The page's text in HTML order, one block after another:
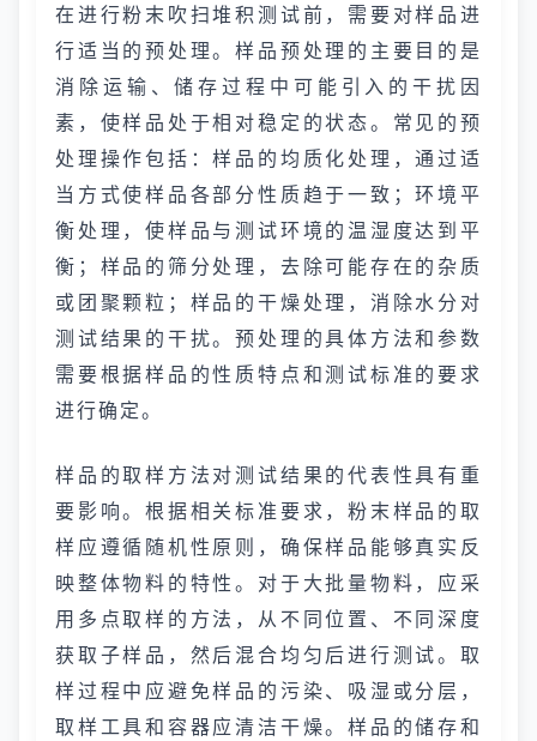
在进行粉末吹扫堆积测试前，需要对样品进
行适当的预处理。样品预处理的主要目的是
消除运输、储存过程中可能引入的干扰因
素，使样品处于相对稳定的状态。常见的预
处理操作包括：样品的均质化处理，通过适
当方式使样品各部分性质趋于一致；环境平
衡处理，使样品与测试环境的温湿度达到平
衡；样品的筛分处理，去除可能存在的杂质
或团聚颗粒；样品的干燥处理，消除水分对
测试结果的干扰。预处理的具体方法和参数
需要根据样品的性质特点和测试标准的要求
进行确定。
样品的取样方法对测试结果的代表性具有重
要影响。根据相关标准要求，粉末样品的取
样应遵循随机性原则，确保样品能够真实反
映整体物料的特性。对于大批量物料，应采
用多点取样的方法，从不同位置、不同深度
获取子样品，然后混合均匀后进行测试。取
样过程中应避免样品的污染、吸湿或分层，
取样工具和容器应清洁干燥。样品的储存和